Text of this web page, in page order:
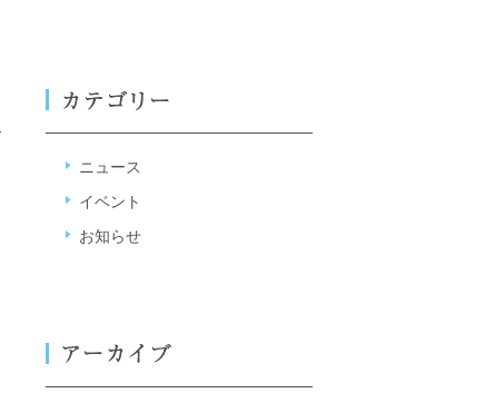
ニュース
イベント
お知らせ